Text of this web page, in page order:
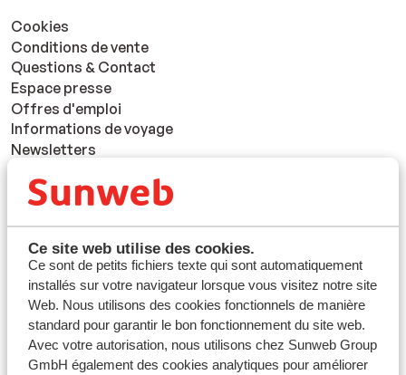
Ce site web utilise des cookies.
Ce sont de petits fichiers texte qui sont automatiquement
installés sur votre navigateur lorsque vous visitez notre site
Web. Nous utilisons des cookies fonctionnels de manière
standard pour garantir le bon fonctionnement du site web.
Avec votre autorisation, nous utilisons chez Sunweb Group
GmbH également des cookies analytiques pour améliorer
Cookies
Conditions de vente
Questions & Contact
Espace presse
Offres d'emploi
Informations de voyage
Newsletters
Partenaires et CSE
À propos de Sunweb
Glossaire
Groupes
Politique de confidentialité
Clause de non responsabilité
Déclaration d'accessibilité
Vacances durables